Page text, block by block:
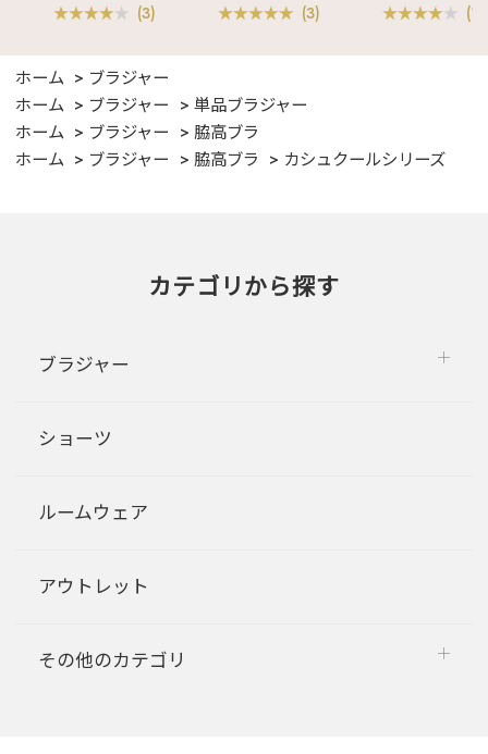
(3) (3) (1)
ホーム
ブラジャー
ホーム
ブラジャー
単品ブラジャー
ホーム
ブラジャー
脇高ブラ
ホーム
ブラジャー 脇高ブラ カシュクールシリーズ
カテゴリから探す
ブラジャー
ショーツ
ルームウェア
アウトレット
その他のカテゴリ